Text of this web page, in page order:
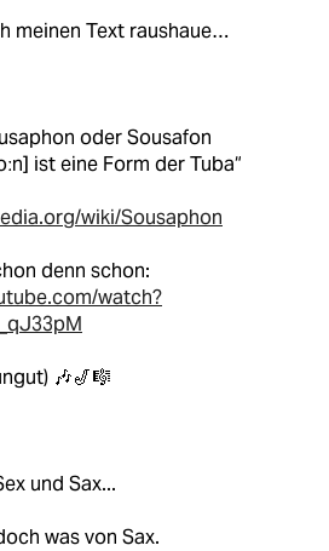
meinen Text raushaue…
oder Sousafon
ist eine Form der Tuba“
wiki/Sousaphon
denn schon:
watch?
🎶🎷🎼
und Sax...
was von Sax.